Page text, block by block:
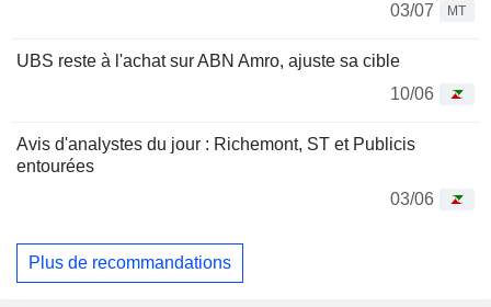
03/07
MT
UBS reste à l'achat sur ABN Amro, ajuste sa cible
10/06
Avis d'analystes du jour : Richemont, ST et Publicis
entourées
03/06
Plus de recommandations